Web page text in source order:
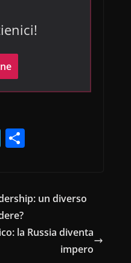
T
gr
a
m
di
di
un diverso
la Russia diventa
impero